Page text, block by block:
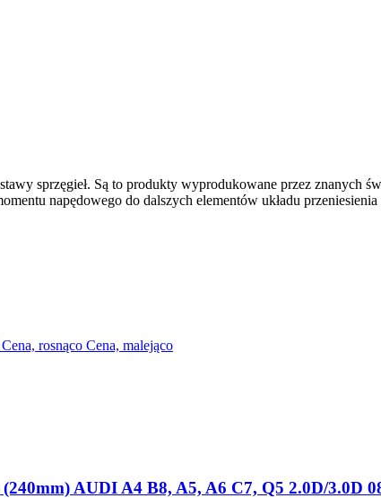
sprzęgieł. Są to produkty wyprodukowane przez znanych
napędowego do dalszych elementów układu przeniesienia
Cena, rosnąco Cena, malejąco
(240mm) AUDI A4 B8, A5, A6 C7, Q5 2.0D/3.0D